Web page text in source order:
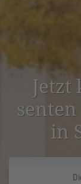
in